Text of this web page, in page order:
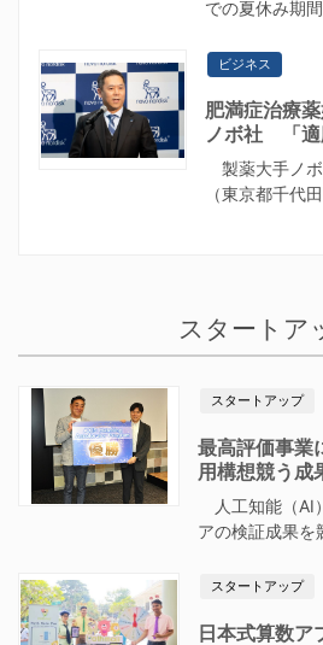
での夏休み期
ビジネス
肥満症治療
ノボ社 「
製薬大手ノ
（東京都千代
スタートア
スタートアップ
最高評価事
用構想競う成
人工知能（AI
アの検証成果
スタートアップ
日本式算数